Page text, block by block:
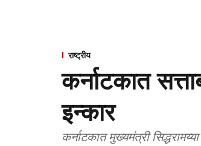
राष्ट्रीय
कर्नाटकात
इन्कार
कर्नाटकात मुख्यमंत्री